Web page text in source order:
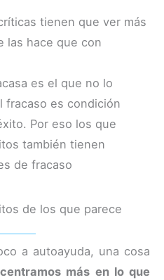
tienen que ver más
las hace que con
es el que no lo
fracaso es condición
Por eso los que
también tienen
de fracaso
de los que parece
a autoayuda, una cosa
más en lo que